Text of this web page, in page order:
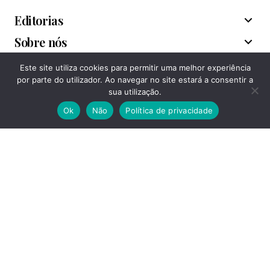
Editorias
Sobre nós
Associações
Este site utiliza cookies para permitir uma melhor experiência
por parte do utilizador. Ao navegar no site estará a consentir a
sua utilização.
Ok
Não Política de privacidade